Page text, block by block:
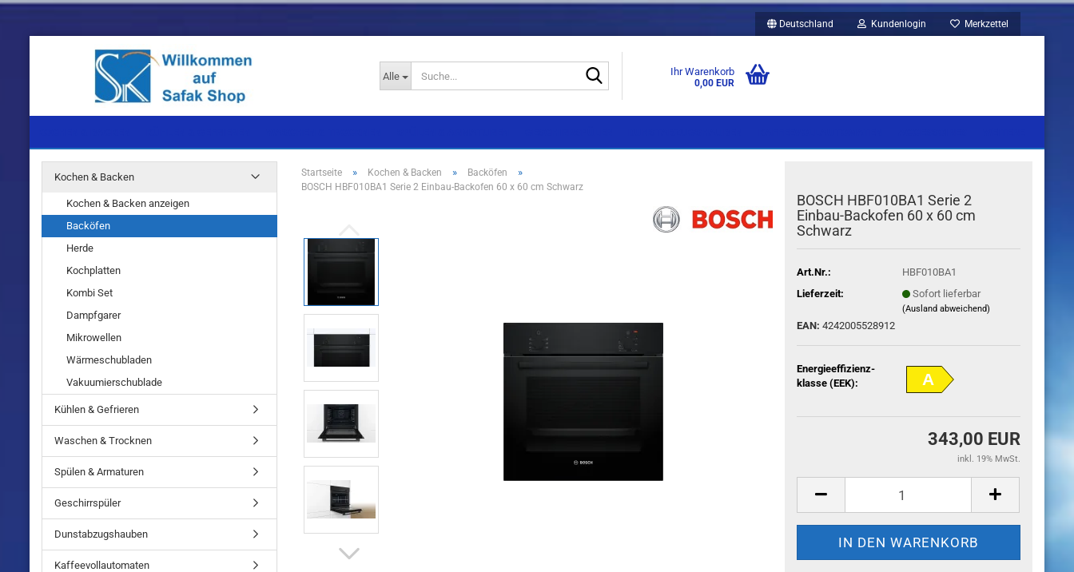
Deutschland Kundenlogin Merkzettel
Alle Ihr Warenkorb
0,00 EUR
Einbaugeräte
Startseite » Kochen & Backen » Backöfen »
BOSCH HBF010BA1 Serie 2 Einbau-Backofen 60 x 60 cm Schwarz
BOSCH HBF010BA1 Serie 2
Einbau-Backofen 60 x 60 cm
Schwarz
Art.Nr.:
HBF010BA1
Lieferzeit:
Sofort lieferbar
(Ausland abweichend)
EAN: 4242005528912
Energieeffizienz-
klasse (EEK):
A
343,00 EUR
inkl. 19% MwSt.
Kochen & Backen
Kochen & Backen anzeigen
Backöfen
Herde
Kochplatten
Kombi Set
Dampfgarer
Mikrowellen
Wärmeschubladen
Vakuumierschublade
Kühlen & Gefrieren
Waschen & Trocknen
Spülen & Armaturen
Geschirrspüler
Dunstabzugshauben
Kaffeevollautomaten